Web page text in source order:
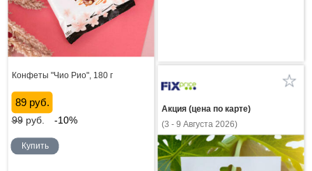
Конфеты "Чио Рио", 180 г
89 руб.
99руб. -10%
Купить
Акция (цена по карте)
(3 - 9 Августа 2026)